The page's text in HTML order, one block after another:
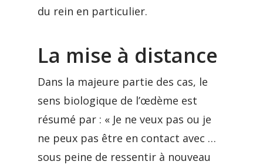
du rein en particulier.
La mise à distance
Dans la majeure partie des cas, le
sens biologique de l’œdème est
résumé par : « Je ne veux pas ou je
ne peux pas être en contact avec …
sous peine de ressentir à nouveau